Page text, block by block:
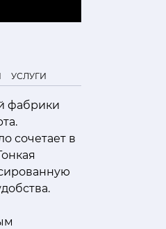
УСЛУГИ
фабрики
сочетает в